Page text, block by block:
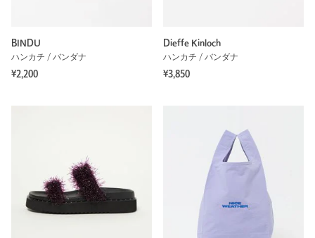
BINDU
ハンカチ / バンダナ
¥2,200
Dieffe Kinloch
ハンカチ / バンダナ
¥3,850